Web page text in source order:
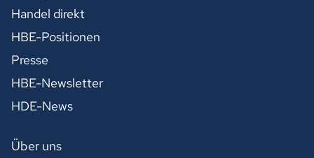
Handel direkt
HBE-Positionen
Presse
HBE-Newsletter
HDE-News
Über uns